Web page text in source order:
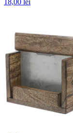
18,00 lei